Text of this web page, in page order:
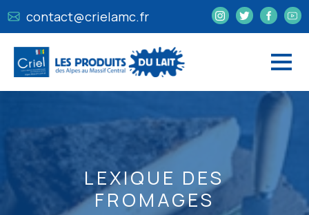
contact@crielamc.fr
LEXIQUE DES
FROMAGES